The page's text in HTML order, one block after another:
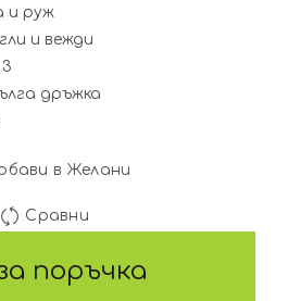
и руж
и вежди
дръжка
в Желани
Сравни
поръчка